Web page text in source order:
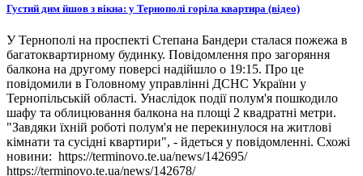
Густий дим йшов з вікна: у Тернополі горіла квартира (відео)
У Тернополі на проспекті Степана Бандери сталася пожежа в
багатоквартирному будинку. Повідомлення про загоряння
балкона на другому поверсі надійшло о 19:15. Про це
повідомили в Головному управлінні ДСНС України у
Тернопільській області. Унаслідок події полум'я пошкодило
шафу та облицювання балкона на площі 2 квадратні метри.
"Завдяки їхній роботі полум'я не перекинулося на житлові
кімнати та сусідні квартири", - йдеться у повідомленні. Схожі
новини: https://terminovo.te.ua/news/142695/
https://terminovo.te.ua/news/142678/